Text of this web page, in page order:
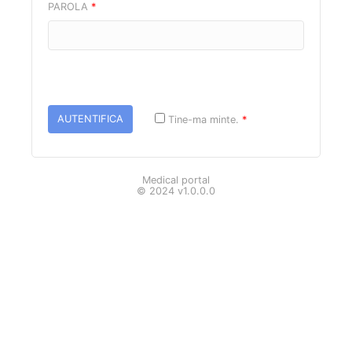
PAROLA *
AUTENTIFICA Tine-ma minte. *
Medical portal
© 2024 v1.0.0.0